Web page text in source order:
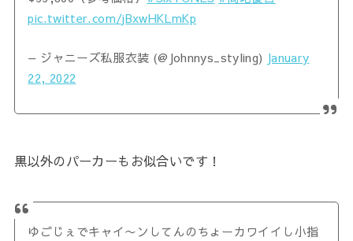
pic.twitter.com/jBxwHKLmKp
— ジャニーズ私服衣装 (@Johnnys_styling) January
22, 2022
黒以外のパーカーもお似合いです！
ゆごじぇでキャイ〜ンしてんのちょーカワイイし小指